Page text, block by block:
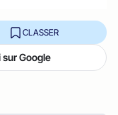
CLASSER
Google